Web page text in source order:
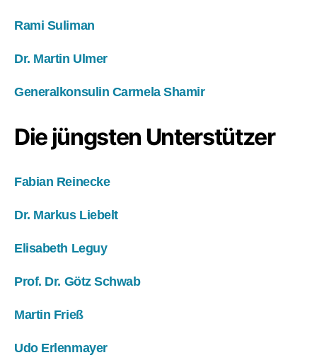
Rami Suliman
Dr. Martin Ulmer
Generalkonsulin Carmela Shamir
Die jüngsten Unterstützer
Fabian Reinecke
Dr. Markus Liebelt
Elisabeth Leguy
Prof. Dr. Götz Schwab
Martin Frieß
Udo Erlenmayer